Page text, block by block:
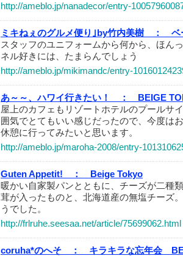
http://ameblo.jp/nanadecor/entry-
ミキねぇのグルメ便り｣by竹内美樹 ：
ベ
スタッフのユニフォームから何から、ほん
ネル好きには、たまらんでしょう
http://ameblo.jp/mikimandc/entry-
あ～～、ハワイ行きたい！ ：
BEIGE
屋上のカフェもリゾートホテルのプールサ
囲気でとてもいい感じだったので、今度は
休憩に行ってみたいと思います。
http://ameblo.jp/maroha-2008/entry-
Guten Appetit! ：
Beige Tokyo
暖かい自家製パンとともに、チーズが二種
茸が入ったものと、北海道産の無塩チーズ
うでした。
http://frlruhe.seesaa.net/article/75699062.html
coruha*のへそ ：
キラキラな忘年会